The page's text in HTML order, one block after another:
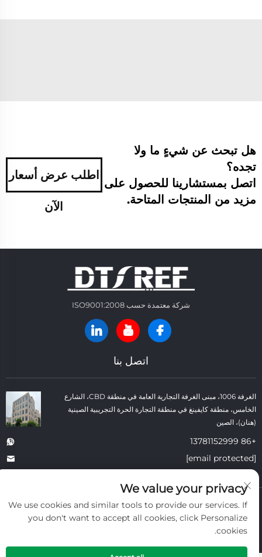
هل تبحث عن شيءٍ ما ولا
تجده؟
اتصل بمستشارينا للحصول على
مزيد من المنتجات المتاحة.
اطلب عرض أسعار
الآن
شركة معتمدة حسب ISO9001:2008
اتصل بنا
الغرفة 1006، مبنى الغرفة التجارية العامة في منطقة CBD، الشارع
الخامس، منطقة كايفينغ في منطقة التجارة الحرة التجريبية الصينية
(هنان)، الصين
+86 13781152999
حقوق النسخ © شركة كايفنغ داتونغ لمواد البناء الحرارية المحدودة. جميع الحقوق
محفوظة. - سياسة الخصوصية
We value your privacy
We use cookies and similar tools to provide our services. If
you don't want to accept all cookies, click Personalize
cookies.